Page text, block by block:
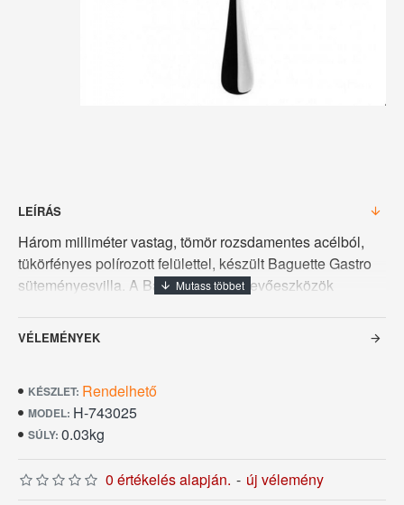
LEÍRÁS
Három milliméter vastag, tömör rozsdamentes acélból,
tükörfényes polírozott felülettel, készült Baguette Gastro
süteményesvilla. A Baguette Gastro evőeszközök
arányos, klasszikus formájuknak és széles
milliméteres anyagvastagságból fakadó meggyőzősúlya
a minőség megnyugtató érzetét sugallja
használójának, ezt a süteményesvillát is öt év pótlási
garanciával kínáljuk.
VÉLEMÉNYEK
KÉSZLET: Rendelhető
MODEL: H-743025
SÚLY: 0.03kg
0 értékelés alapján. - új vélemény